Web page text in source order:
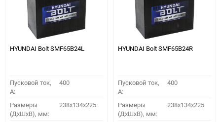
HYUNDAI Bolt SMF65B24L
Пусковой ток,
A:
400
Размеры
(ДхШхВ), мм:
238х134х225
HYUNDAI Bolt SMF65B24R
Пусковой ток,
A:
400
Размеры
(ДхШхВ), мм:
238х134х225